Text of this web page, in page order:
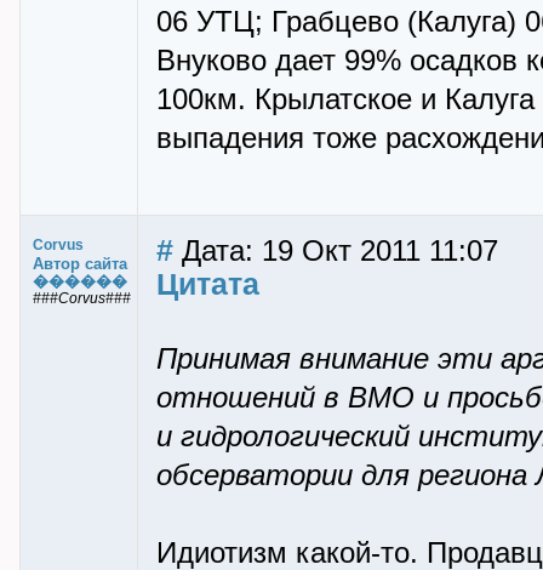
06 УТЦ; Грабцево (Калуга)
Внуково дает 99% осадков
100км. Крылатское и
выпадения тоже
Corvus
Автор сайта
������
###Corvus###
# Дата: 19 Окт 2011 11:07
Цитата
Принимая внимание эти
отношений в ВМО и
и гидрологический
обсерватории для региона
Идиотизм какой-то.